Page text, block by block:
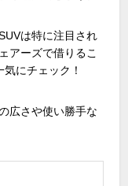
は特に注目され
アーズで借りるこ
気にチェック！
広さや使い勝手な